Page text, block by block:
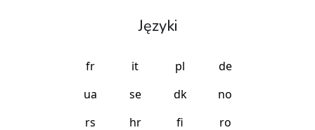
Języki
fr it pl
de
ua
se dk
no
rs
hr fi ro